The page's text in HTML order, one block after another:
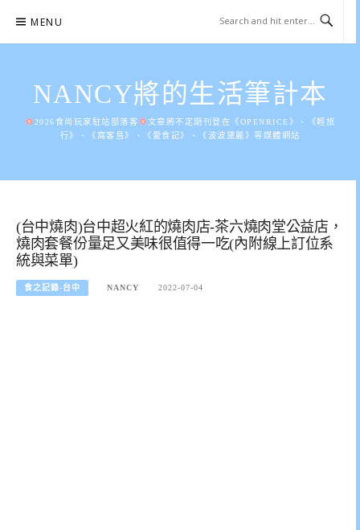
content
MENU
NANCY將的生活筆計本
2026食尚玩家駐站部落客
文章將不定期刊登在《OPENRICE》、《輕旅
行》、《窩客島》、《愛食記》、《波波黛麗》等媒體網站
(台中燒肉)台中超火紅的燒肉店-茶六燒肉堂公益店，
燒肉套餐份量足又美味很值得一吃(內附線上訂位系
統與菜單)
食之記錄-台中 NANCY 2022-07-04